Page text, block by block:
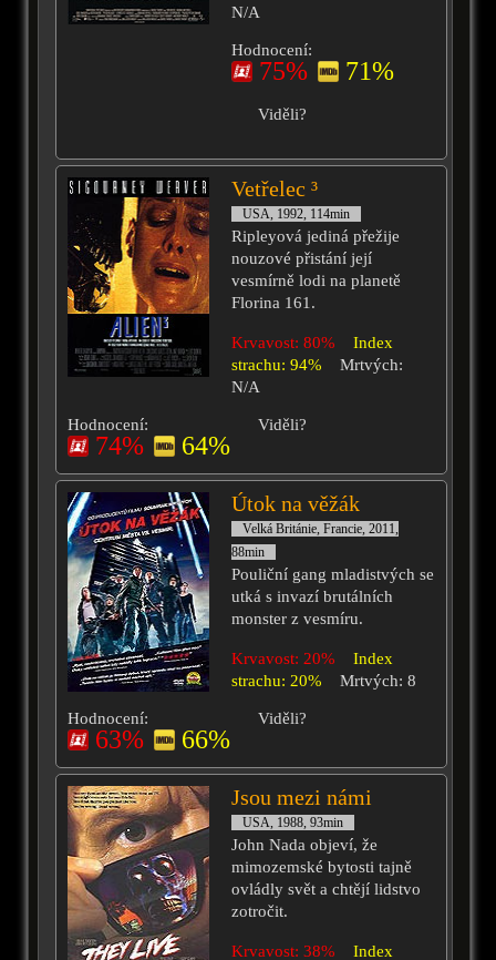
N/A
Hodnocení:
75% 71%
Viděli?
Vetřelec ³
USA, 1992, 114min
Ripleyová jediná přežije
nouzové přistání její
vesmírně lodi na planetě
Florina 161.
Krvavost: 80%
Index
strachu: 94%
Mrtvých:
N/A
Hodnocení:
74% 64%
Viděli?
Útok na věžák
Velká Británie, Francie, 2011,
88min
Pouliční gang mladistvých se
utká s invazí brutálních
monster z vesmíru.
Krvavost: 20%
Index
strachu: 20%
Mrtvých: 8
Hodnocení:
63% 66%
Viděli?
Jsou mezi námi
USA, 1988, 93min
John Nada objeví, že
mimozemské bytosti tajně
ovládly svět a chtějí lidstvo
zotročit.
Krvavost: 38% Index